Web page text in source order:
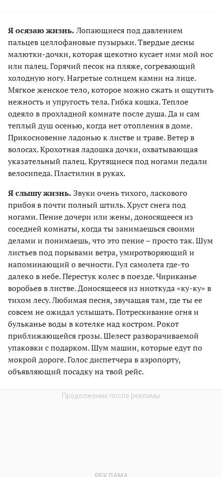
Я осязаю жизнь. Лопающиеся под давлением
пальцев целлофановые пузырьки. Твердые десны
малютки-дочки, которая щекотно кусает ими мой нос
или палец. Горячий песок на пляже, согревающий
холодную ногу. Нагретые солнцем камни на лице.
Мягкое женское тело, которое можно сжать и ощутить
нежность и упругость тела. Гибка кошка. Теплое
одеяло в прохладной комнате после душа. Да и сам
теплый душ осенью, когда нет отопления в доме.
Прикосновение ладонью к листве и траве. Ветер в
волосах. Крохотная ладошка дочки, охватывающая
указательный палец. Крутящиеся под ногами педали
велосипеда. Пластилин в руках.
Я слышу жизнь. Звуки очень тихого, ласкового
прибоя в почти полный штиль. Хруст снега под
ногами. Пение дочери или жены, доносящееся из
соседней комнаты, когда ты занимаешься своими
делами и понимаешь, что это пение – просто так. Шум
листьев под порывами ветра, умиротворяющий и
напоминающий о вечности. Гул самолета где-то
далеко в небе. Перестук колес в поезде. Чириканье
воробьев в листве. Доносящееся из ниоткуда «ку-ку» в
тихом лесу. Любимая песня, звучащая там, где ты ее
совсем не ожидал услышать. Потрескивание огня и
бульканье воды в котелке над костром. Рокот
приближающейся грозы. Шелест разворачиваемой
упаковки с подарком. Шум машин, которые едут по
мокрой дороге. Голос диспетчера в аэропорту,
объявляющий посадку на твой рейс.